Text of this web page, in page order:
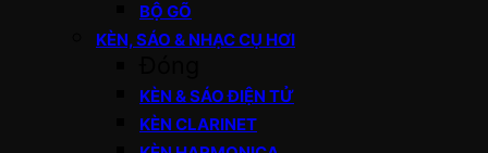
BỘ GÕ
KÈN, SÁO & NHẠC CỤ HƠI
KÈN & SÁO ĐIỆN TỬ
KÈN CLARINET